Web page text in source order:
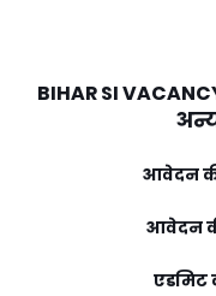
BIHAR SI
आवेदन
आवेदन
एडमिट